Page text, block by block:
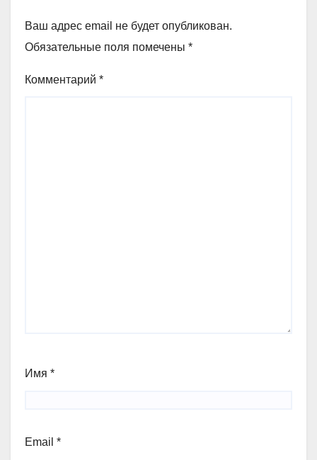
Ваш адрес email не будет опубликован.
Обязательные поля помечены *
Комментарий *
Имя *
Email *